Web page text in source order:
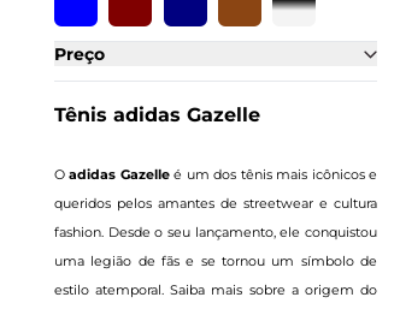
Preço
Tênis adidas Gazelle
Oadidas Gazelleé um dos tênis mais icônicos e
queridos pelos amantes de streetwear e cultura
fashion. Desde o seu lançamento, ele conquistou
uma legião de fãs e se tornou um símbolo de
estilo atemporal. Saiba mais sobre a origem do